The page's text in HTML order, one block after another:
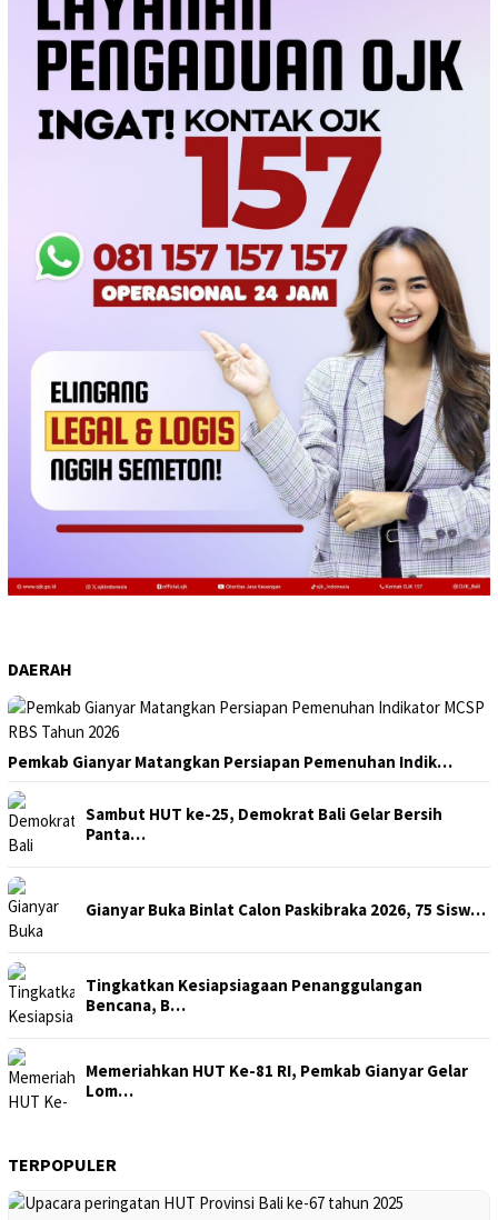
DAERAH
Pemkab Gianyar Matangkan Persiapan Pemenuhan Indik…
Sambut HUT ke-25, Demokrat Bali Gelar Bersih
Panta…
Gianyar Buka Binlat Calon Paskibraka 2026, 75 Sisw…
Tingkatkan Kesiapsiagaan Penanggulangan
Bencana, B…
Memeriahkan HUT Ke-81 RI, Pemkab Gianyar Gelar
Lom…
TERPOPULER